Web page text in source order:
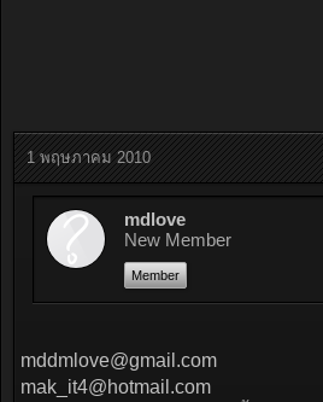
1 พฤษภาคม 2010
mdlove
New Member
Member
mddmlove@gmail.com
mak_it4@hotmail.com